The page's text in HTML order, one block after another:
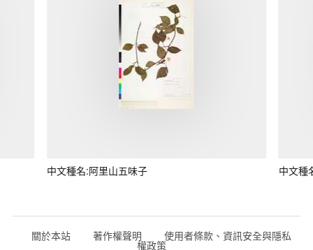
中文種名:阿里山五味子 中文種
關於本站 著作權聲明 使用者條款、資訊安全與隱私
權政策